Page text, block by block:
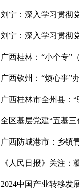
刘宁：深入学习贯彻
刘宁：深入学习贯彻
广西桂林：“小个专”
广西钦州：“烦心事”
广西桂林市全州县：
全区基层党建“五基
广西防城港市：乡镇
《人民日报》关注
2024中国产业转移发